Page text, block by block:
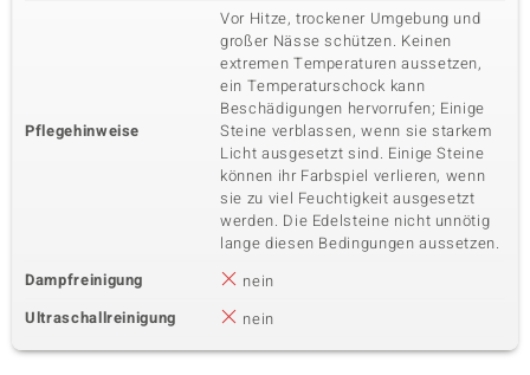
Pflegehinweise
Vor Hitze, trockener Umgebung und
großer Nässe schützen. Keinen
extremen Temperaturen aussetzen,
ein Temperaturschock kann
Beschädigungen hervorrufen; Einige
Steine verblassen, wenn sie starkem
Licht ausgesetzt sind. Einige Steine
können ihr Farbspiel verlieren, wenn
sie zu viel Feuchtigkeit ausgesetzt
werden. Die Edelsteine nicht unnötig
lange diesen Bedingungen aussetzen.
Dampfreinigung
nein
Ultraschallreinigung
nein